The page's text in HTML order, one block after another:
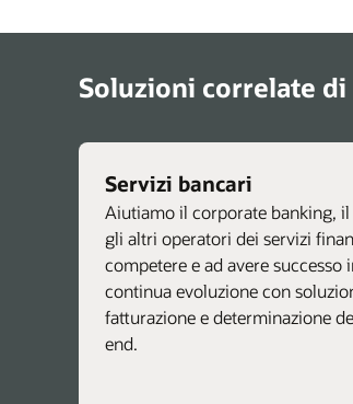
Soluzioni correlate
Servizi bancari
Aiutiamo il corporate banking,
gli altri operatori dei servizi
competere e ad avere successo
continua evoluzione con
fatturazione e determinazione
end.